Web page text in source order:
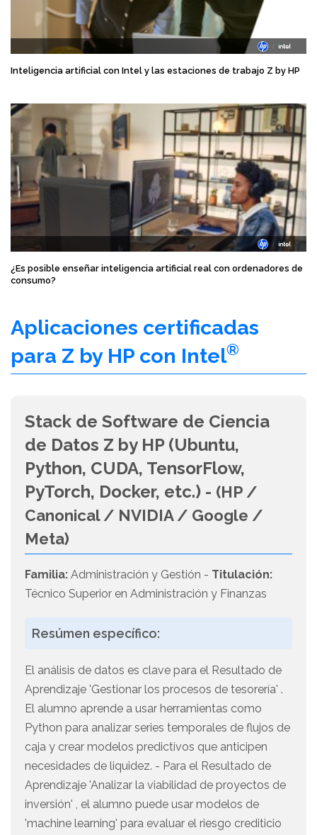
Inteligencia artificial con Intel y las estaciones de trabajo Z by HP
¿Es posible enseñar inteligencia artificial real con ordenadores de
consumo?
Aplicaciones certificadas
para Z by HP con Intel®
Stack de Software de Ciencia
de Datos Z by HP (Ubuntu,
Python, CUDA, TensorFlow,
PyTorch, Docker, etc.) - (HP /
Canonical / NVIDIA / Google /
Meta)
Familia: Administración y Gestión - Titulación:
Técnico Superior en Administración y Finanzas
Resúmen específico:
El análisis de datos es clave para el Resultado de
Aprendizaje 'Gestionar los procesos de tesorería' .
El alumno aprende a usar herramientas como
Python para analizar series temporales de flujos de
caja y crear modelos predictivos que anticipen
necesidades de liquidez. - Para el Resultado de
Aprendizaje 'Analizar la viabilidad de proyectos de
inversión' , el alumno puede usar modelos de
'machine learning' para evaluar el riesgo crediticio